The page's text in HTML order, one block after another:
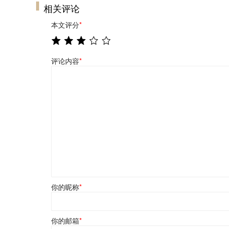
相关评论
本文评分*
评论内容*
你的昵称*
你的邮箱*